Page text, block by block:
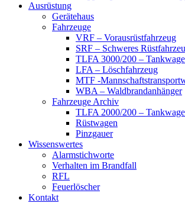
Ausrüstung
Gerätehaus
Fahrzeuge
VRF – Vorausrüstfahrzeug
SRF – Schweres
TLFA 3000/200 –
LFA – Löschfahrzeug
MTF -
WBA – Waldbrandanhänger
Fahrzeuge Archiv
TLFA 2000/200 –
Rüstwagen
Pinzgauer
Wissenswertes
Alarmstichworte
Verhalten im Brandfall
RFL
Feuerlöscher
Kontakt